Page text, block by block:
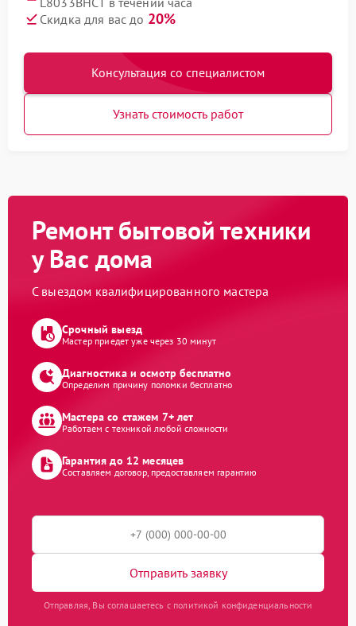
Скидка для вас до 20%
Консультация со специалистом
Узнать стоимость работ
Ремонт бытовой техники
у Вас дома
С выездом квалифицированного мастера
Срочный выезд
Мастер приедет уже через 30 минут
Диагностика и осмотр бесплатно
Определим причину поломки бесплатно
Мастера со стажем 7+ лет
Работаем с техникой любой сложности
Гарантия до 12 месяцев
Составляем договор, предоставляем гарантию
Отправить заявку
Отправляя, Вы соглашаетесь с политикой конфиденциальности